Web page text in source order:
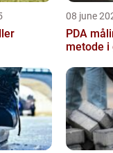
08 june
PDA
metode i